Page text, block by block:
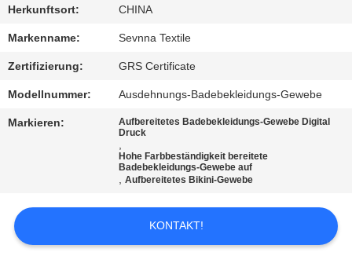
QUALITÄTSKONTROLLE
TRETEN
SIE
MIT
VERBINDUNG
NACHRICHTEN
Herkunftsort: CHINA
Markenname: Sevnna Textile
Zertifizierung: GRS Certificate
Modellnummer: Ausdehnungs-Badebekleidungs-Gewebe
Markieren:
Aufbereitetes Badebekleidungs-Gewebe Digital
Druck
,
Hohe Farbbeständigkeit bereitete
Badebekleidungs-Gewebe auf
,Aufbereitetes Bikini-Gewebe
KONTAKT!